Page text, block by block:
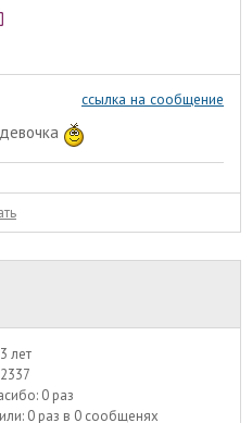
ссылка на сообщение
лет
2337
0 раз
0 раз в 0 сообщенях